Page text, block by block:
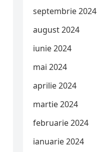
septembrie 2024
august 2024
iunie 2024
mai 2024
aprilie 2024
martie 2024
februarie 2024
ianuarie 2024